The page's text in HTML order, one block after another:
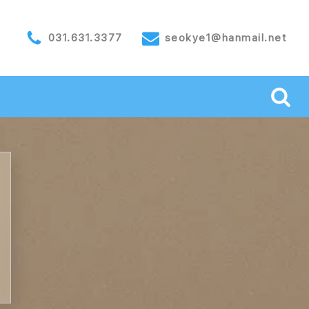
031.631.3377 seokye1@hanmail.net